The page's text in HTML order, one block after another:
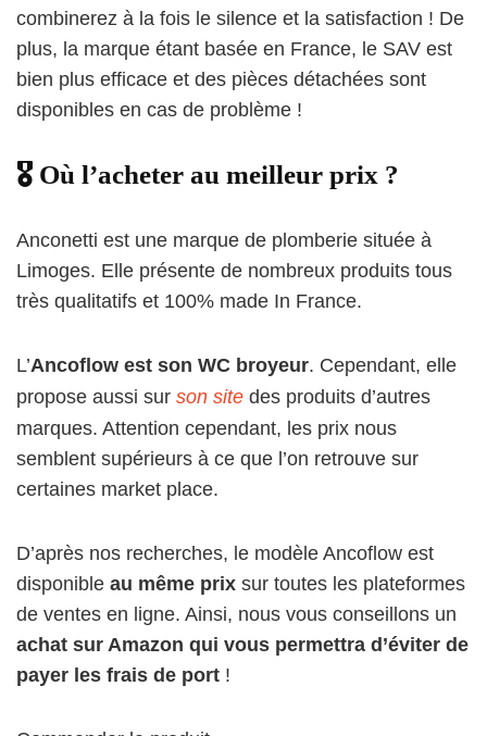
combinerez à la fois le silence et la satisfaction ! De
plus, la marque étant basée en France, le SAV est
bien plus efficace et des pièces détachées sont
disponibles en cas de problème !
🎖️ Où l’acheter au meilleur prix ?
Anconetti est une marque de plomberie située à
Limoges. Elle présente de nombreux produits tous
très qualitatifs et 100% made In France.
L’Ancoflow est son WC broyeur. Cependant, elle
propose aussi sur son site des produits d’autres
marques. Attention cependant, les prix nous
semblent supérieurs à ce que l’on retrouve sur
certaines market place.
D’après nos recherches, le modèle Ancoflow est
disponible au même prix sur toutes les plateformes
de ventes en ligne. Ainsi, nous vous conseillons un
achat sur Amazon qui vous permettra d’éviter de
payer les frais de port !